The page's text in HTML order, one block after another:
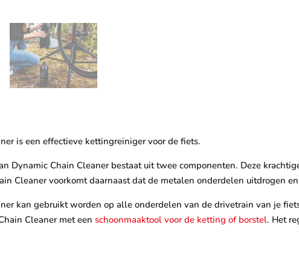
is een effectieve kettingreiniger voor de fiets.
Dynamic Chain Cleaner bestaat uit twee componenten. Deze
Cleaner voorkomt daarnaast dat de metalen onderdelen uitdrogen
kan gebruikt worden op alle onderdelen van de drivetrain van je
Cleaner met eenschoonmaaktool voor de ketting of borstel. Het